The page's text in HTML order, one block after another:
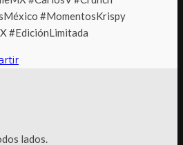
#MomentosKrispy
#EdiciónLimitada
lados.